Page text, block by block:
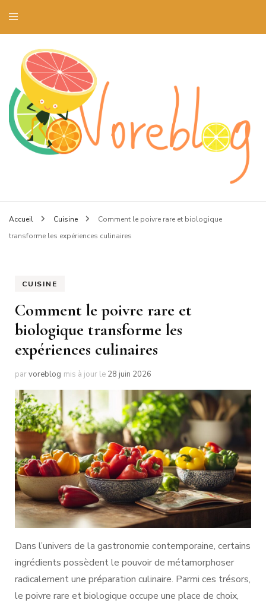
Voreblog
Accueil Cuisine
Comment le poivre rare et biologique
transforme les expériences culinaires
CUISINE
Comment le poivre rare et
biologique transforme les
expériences culinaires
parvoreblog mis à jour le 28 juin 2026
Dans l’univers de la gastronomie contemporaine, certains
ingrédients possèdent le pouvoir de métamorphoser
radicalement une préparation culinaire. Parmi ces trésors,
le poivre rare et biologique occupe une place de choix,